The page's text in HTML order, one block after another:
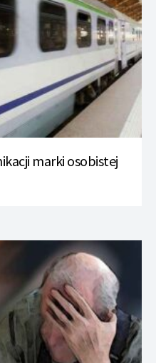
marki osobistej